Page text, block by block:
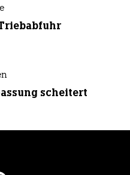
scheitert